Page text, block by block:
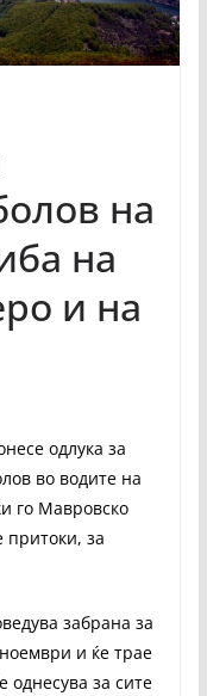
на
на
и на
одлука за
во водите на
го Мавровско
притоки, за
забрана за
и ќе трае
однесува за сите